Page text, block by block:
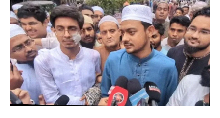
কেন
—
প্রশ্ন
তুললেন
জামায়াত
আমীর
শফিকুর
রহমান